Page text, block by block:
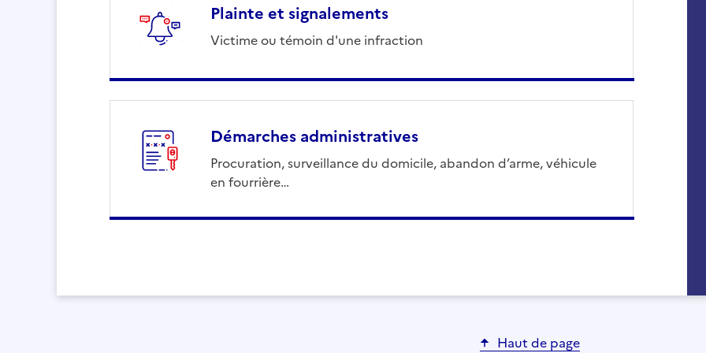
Plainte et signalements
Victime ou témoin d'une infraction
Démarches administratives
Procuration, surveillance du domicile, abandon d’arme, véhicule
en fourrière…
Haut de page